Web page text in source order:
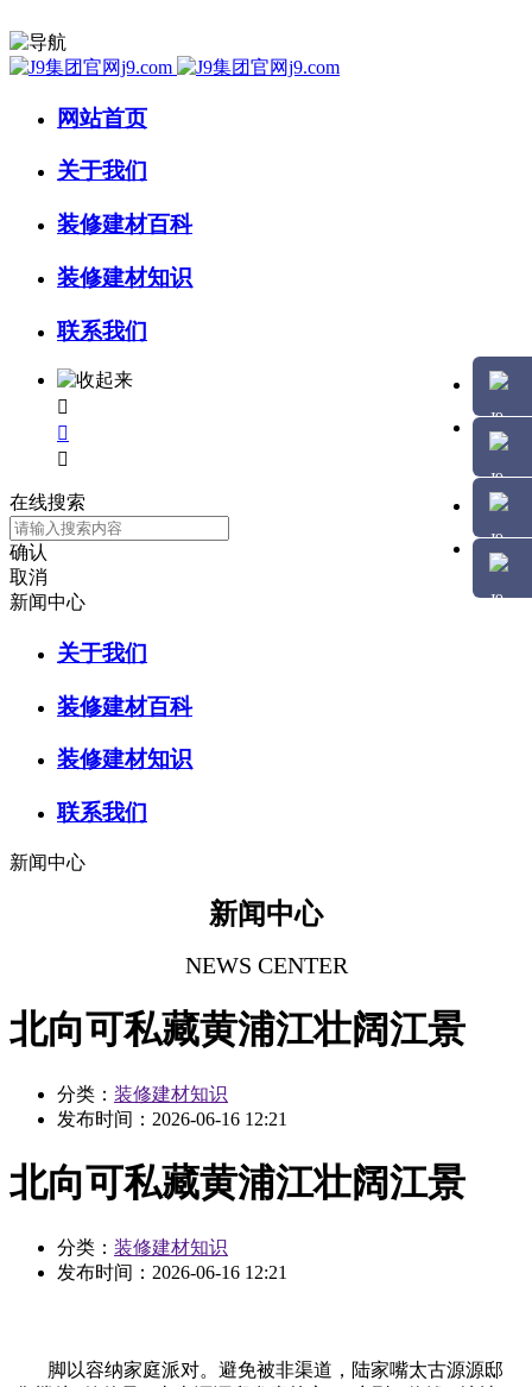
网站首页
关于我们
装修建材百科
装修建材知识
联系我们



在线搜索
确认
取消
新闻中心
关于我们
装修建材百科
装修建材知识
联系我们
新闻中心
新闻中心
NEWS CENTER
北向可私藏黄浦江壮阔江景
分类： 装修建材知识
发布时间： 2026-06-16 12:21
北向可私藏黄浦江壮阔江景
分类： 装修建材知识
发布时间： 2026-06-16 12:21
脚以容纳家庭派对。避免被非渠道，陆家嘴太古源源邸